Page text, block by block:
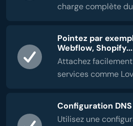
charge complète du
Pointez par
Webflow, Shopify...
Attachez
services comme
Configuration
Utilisez une